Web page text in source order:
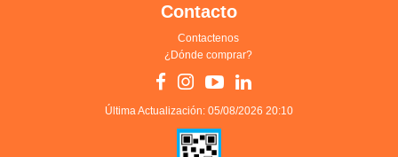
Contacto
Contactenos
¿Dónde comprar?
Última Actualización: 05/08/2026 20:10